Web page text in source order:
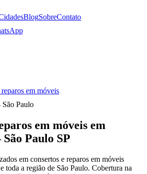
BlogSobreContato
em móveis
São Paulo
em móveis em
São Paulo SP
em consertos e reparos em móveis
e toda a região de São Paulo. Cobertura na